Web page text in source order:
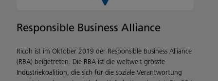
Responsible Business Alliance
Ricoh ist im Oktober 2019 der Responsible Business Alliance
(RBA) beigetreten. Die RBA ist die weltweit grösste
Industriekoalition, die sich für die soziale Verantwortung